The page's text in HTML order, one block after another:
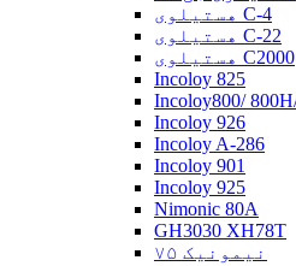
هستیلوی C-4
هستیلوی C-22
هستیلوی C2000
Incoloy 825
Incoloy 926
Incoloy A-286
Incoloy 901
Incoloy 925
Nimonic 80A
GH3030 XH78T
نیمونیک ۷۵